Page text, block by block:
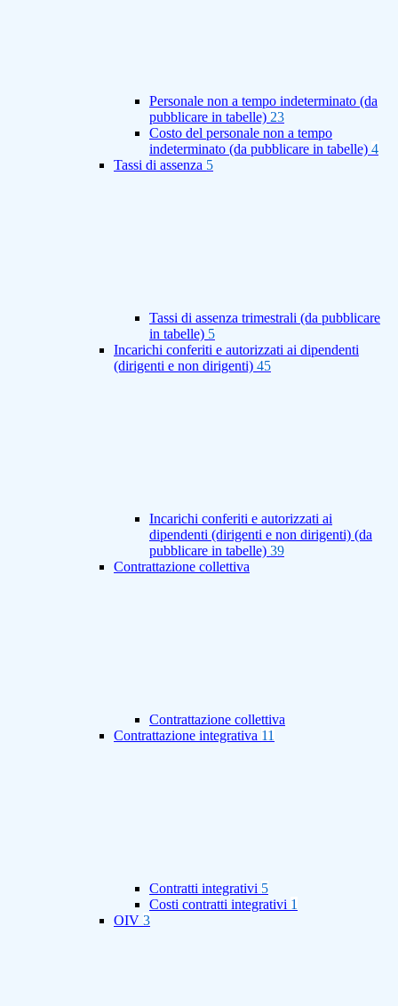
Personale non a tempo indeterminato (da
pubblicare in tabelle) 23
Costo del personale non a tempo
indeterminato (da pubblicare in tabelle) 4
Tassi di assenza 5
Tassi di assenza trimestrali (da pubblicare
in tabelle) 5
Incarichi conferiti e autorizzati ai dipendenti
(dirigenti e non dirigenti) 45
Incarichi conferiti e autorizzati ai
dipendenti (dirigenti e non dirigenti) (da
pubblicare in tabelle) 39
Contrattazione collettiva
Contrattazione collettiva
Contrattazione integrativa 11
Contratti integrativi 5
Costi contratti integrativi 1
OIV 3